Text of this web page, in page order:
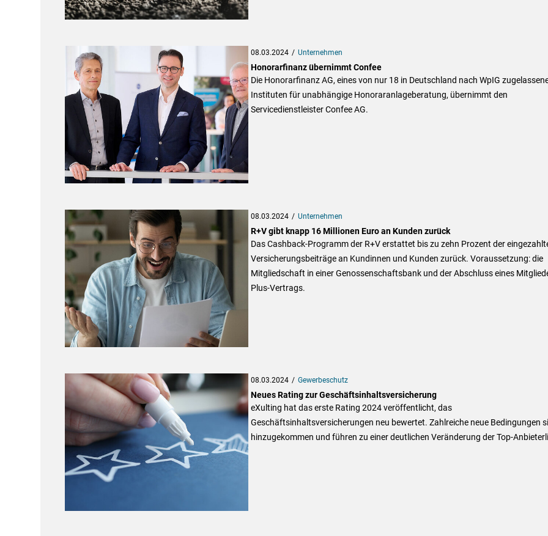
08.03.2024 Unternehmen
Honorarfinanz übernimmt Confee
Die Honorarfinanz AG, eines von nur 18 in Deutschland nach WpIG
Instituten für unabhängige Honoraranlageberatung, übernimmt den
Servicedienstleister Confee AG.
08.03.2024 Unternehmen
R+V gibt knapp 16 Millionen Euro an Kunden zurück
Das Cashback-Programm der R+V erstattet bis zu zehn Prozent der
Versicherungsbeiträge an Kundinnen und Kunden zurück. Voraussetzung: die
Mitgliedschaft in einer Genossenschaftsbank und der Abschluss eines
Plus-Vertrags.
08.03.2024 Gewerbeschutz
Neues Rating zur Geschäftsinhaltsversicherung
eXulting hat das erste Rating 2024 veröffentlicht, das
Geschäftsinhaltsversicherungen neu bewertet. Zahlreiche neue Bedingungen
hinzugekommen und führen zu einer deutlichen Veränderung der Top-